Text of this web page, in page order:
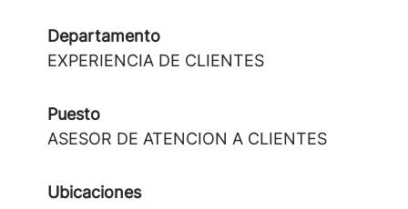
Departamento
EXPERIENCIA DE CLIENTES
Puesto
ASESOR DE ATENCION A CLIENTES
Ubicaciones